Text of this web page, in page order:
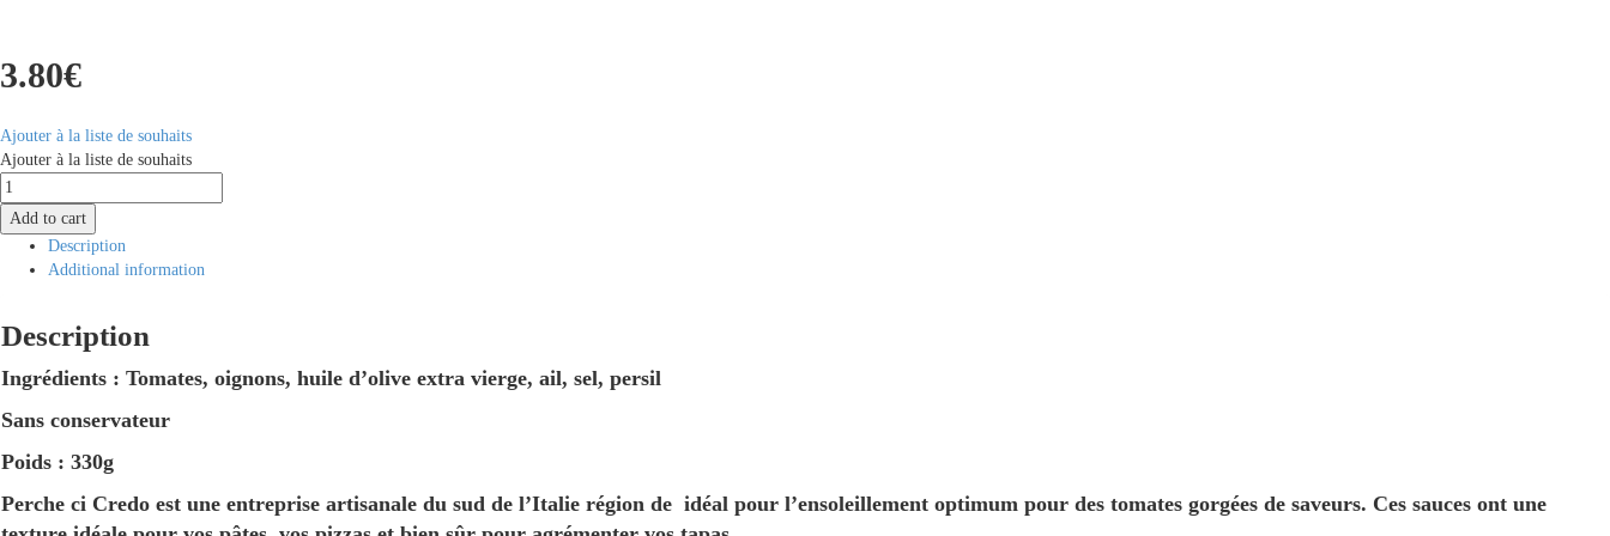
3.80€
Ajouter à la liste de souhaits
Ajouter à la liste de souhaits
Recette
Maison
Originelle
330g
quantity
Add to cart
Description
Additional information
Description
Ingrédients : Tomates, oignons, huile d’olive extra vierge, ail, sel, persil
Sans conservateur
Poids : 330g
Perche ci Credo est une entreprise artisanale du sud de l’Italie région de idéal pour l’ensoleillement optimum pour des tomates gorgées de saveurs. Ces sauces ont une